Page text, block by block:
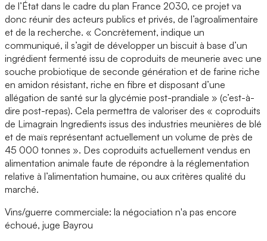
de l’État dans le cadre du plan France 2030, ce projet va
donc réunir des acteurs publics et privés, de l’agroalimentaire
et de la recherche. « Concrètement, indique un
communiqué, il s’agit de développer un biscuit à base d’un
ingrédient fermenté issu de coproduits de meunerie avec une
souche probiotique de seconde génération et de farine riche
en amidon résistant, riche en fibre et disposant d’une
allégation de santé sur la glycémie post-prandiale » (c’est-à-
dire post-repas). Cela permettra de valoriser des « coproduits
de Limagrain Ingredients issus des industries meunières de blé
et de maïs représentant actuellement un volume de près de
45 000 tonnes ». Des coproduits actuellement vendus en
alimentation animale faute de répondre à la réglementation
relative à l’alimentation humaine, ou aux critères qualité du
marché.
Vins/guerre commerciale: la négociation n'a pas encore
échoué, juge Bayrou